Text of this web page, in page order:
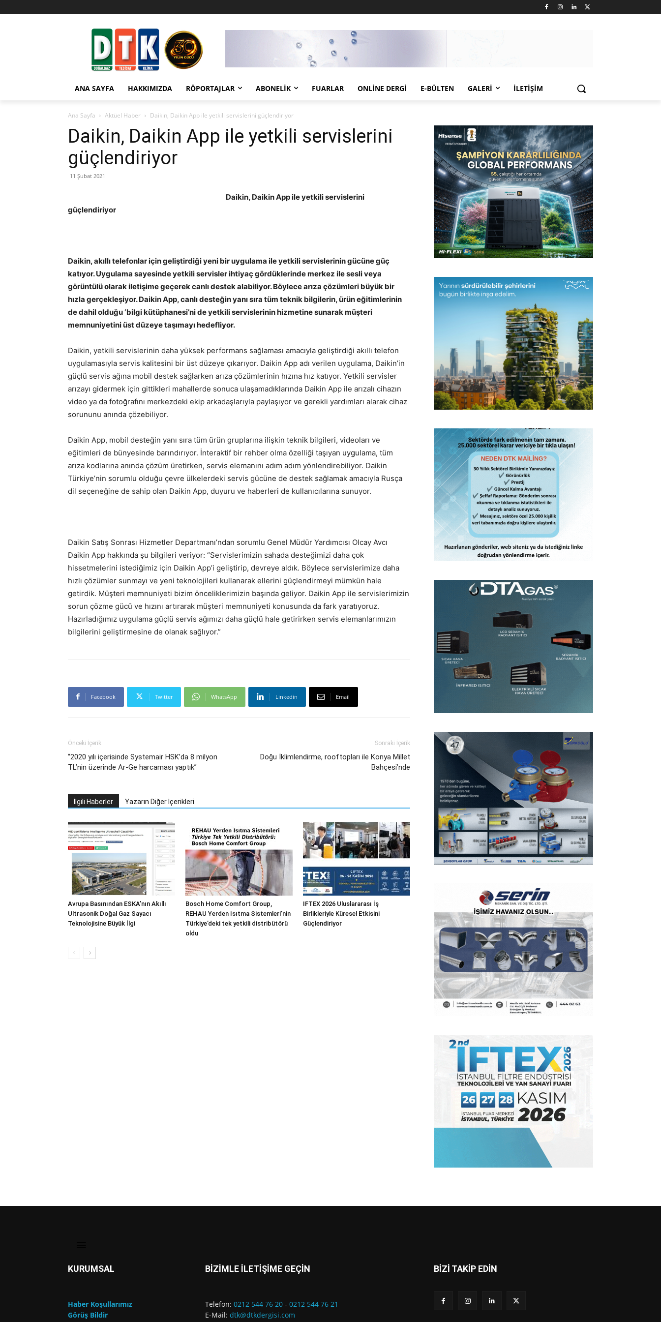
ANA SAYFA HAKKIMIZDA RÖPORTAJLAR ABONELIK FUARLAR ONLINE DERGI E-BÜLTEN GALERI İLETIŞIM
Ana Sayfa Aktüel Haber Daikin, Daikin App ile yetkili servislerini güçlendiriyor
Daikin, Daikin App ile yetkili servislerini
güçlendiriyor
11 Şubat 2021
Daikin, Daikin App ile yetkili servislerini
güçlendiriyor
Daikin, akıllı telefonlar için geliştirdiği yeni bir uygulama ile yetkili servislerinin gücüne güç
katıyor. Uygulama sayesinde yetkili servisler ihtiyaç gördüklerinde merkez ile sesli veya
görüntülü olarak iletişime geçerek canlı destek alabiliyor. Böylece arıza çözümleri büyük bir
hızla gerçekleşiyor. Daikin App, canlı desteğin yanı sıra tüm teknik bilgilerin, ürün eğitimlerinin
de dahil olduğu ‘bilgi kütüphanesi’ni de yetkili servislerinin hizmetine sunarak müşteri
memnuniyetini üst düzeye taşımayı hedefliyor.
Daikin, yetkili servislerinin daha yüksek performans sağlaması amacıyla geliştirdiği akıllı telefon
uygulamasıyla servis kalitesini bir üst düzeye çıkarıyor. Daikin App adı verilen uygulama, Daikin’in
güçlü servis ağına mobil destek sağlarken arıza çözümlerinin hızına hız katıyor. Yetkili servisler
arızayı gidermek için gittikleri mahallerde sonuca ulaşamadıklarında Daikin App ile arızalı cihazın
video ya da fotoğrafını merkezdeki ekip arkadaşlarıyla paylaşıyor ve gerekli yardımları alarak cihaz
sorununu anında çözebiliyor.
Daikin App, mobil desteğin yanı sıra tüm ürün gruplarına ilişkin teknik bilgileri, videoları ve
eğitimleri de bünyesinde barındırıyor. İnteraktif bir rehber olma özelliği taşıyan uygulama, tüm
arıza kodlarına anında çözüm üretirken, servis elemanını adım adım yönlendirebiliyor. Daikin
Türkiye’nin sorumlu olduğu çevre ülkelerdeki servis gücüne de destek sağlamak amacıyla Rusça
dil seçeneğine de sahip olan Daikin App, duyuru ve haberleri de kullanıcılarına sunuyor.
Daikin Satış Sonrası Hizmetler Departmanı’ndan sorumlu Genel Müdür Yardımcısı Olcay Avcı
Daikin App hakkında şu bilgileri veriyor: “Servislerimizin sahada desteğimizi daha çok
hissetmelerini istediğimiz için Daikin App’i geliştirip, devreye aldık. Böylece servislerimize daha
hızlı çözümler sunmayı ve yeni teknolojileri kullanarak ellerini güçlendirmeyi mümkün hale
getirdik. Müşteri memnuniyeti bizim önceliklerimizin başında geliyor. Daikin App ile servislerimizin
sorun çözme gücü ve hızını artırarak müşteri memnuniyeti konusunda da fark yaratıyoruz.
Hazırladığımız uygulama güçlü servis ağımızı daha güçlü hale getirirken servis elemanlarımızın
bilgilerini geliştirmesine de olanak sağlıyor.”
Facebook Twitter WhatsApp Linkedin Email
Önceki İçerik
“2020 yılı içerisinde Systemair HSK’da 8 milyon
TL’nin üzerinde Ar-Ge harcaması yaptık”
Sonraki İçerik
Doğu İklimlendirme, rooftopları ile Konya Millet
Bahçesi’nde
İlgili Haberler Yazarın Diğer İçerikleri
Avrupa Basınından ESKA’nın Akıllı
Ultrasonik Doğal Gaz Sayacı
Teknolojisine Büyük İlgi
Bosch Home Comfort Group,
REHAU Yerden Isıtma Sistemleri’nin
Türkiye’deki tek yetkili distribütörü
oldu
IFTEX 2026 Uluslararası İş
Birlikleriyle Küresel Etkisini
Güçlendiriyor
KURUMSAL
Haber Koşullarımız
Görüş Bildir
BİZİMLE İLETİŞİME GEÇİN
Telefon: 0212 544 76 20 - 0212 544 76 21
E-Mail: dtk@dtkdergisi.com
BİZİ TAKİP EDİN